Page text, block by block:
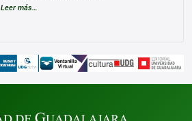
Leer más…